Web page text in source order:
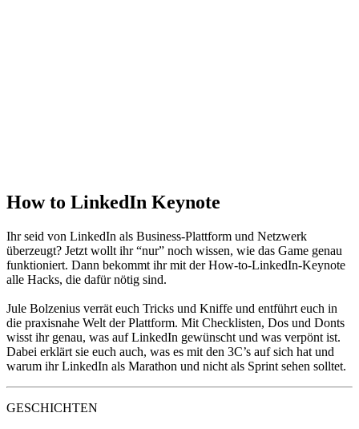
How to LinkedIn Keynote
Ihr seid von LinkedIn als Business-Plattform und Netzwerk
überzeugt? Jetzt wollt ihr “nur” noch wissen, wie das Game genau
funktioniert. Dann bekommt ihr mit der How-to-LinkedIn-Keynote
alle Hacks, die dafür nötig sind.
Jule Bolzenius verrät euch Tricks und Kniffe und entführt euch in
die praxisnahe Welt der Plattform. Mit Checklisten, Dos und Donts
wisst ihr genau, was auf LinkedIn gewünscht und was verpönt ist.
Dabei erklärt sie euch auch, was es mit den 3C’s auf sich hat und
warum ihr LinkedIn als Marathon und nicht als Sprint sehen solltet.
GESCHICHTEN